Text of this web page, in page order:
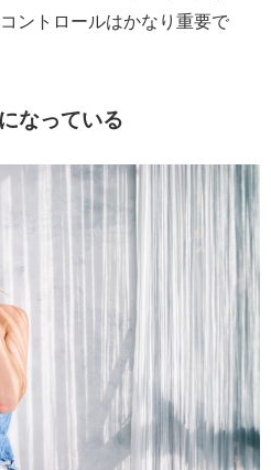
ントロールはかなり重要で
なっている